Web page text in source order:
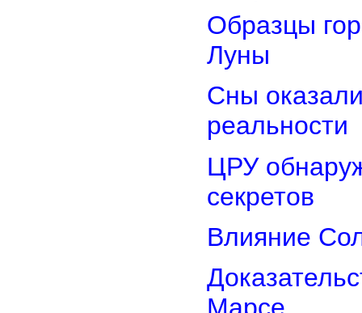
Образцы
Луны
Сны
реальности
ЦРУ
секретов
Влияние